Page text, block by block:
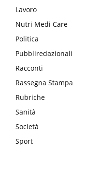
Lavoro
Nutri Medi Care
Politica
Pubbliredazionali
Racconti
Rassegna Stampa
Rubriche
Sanità
Società
Sport